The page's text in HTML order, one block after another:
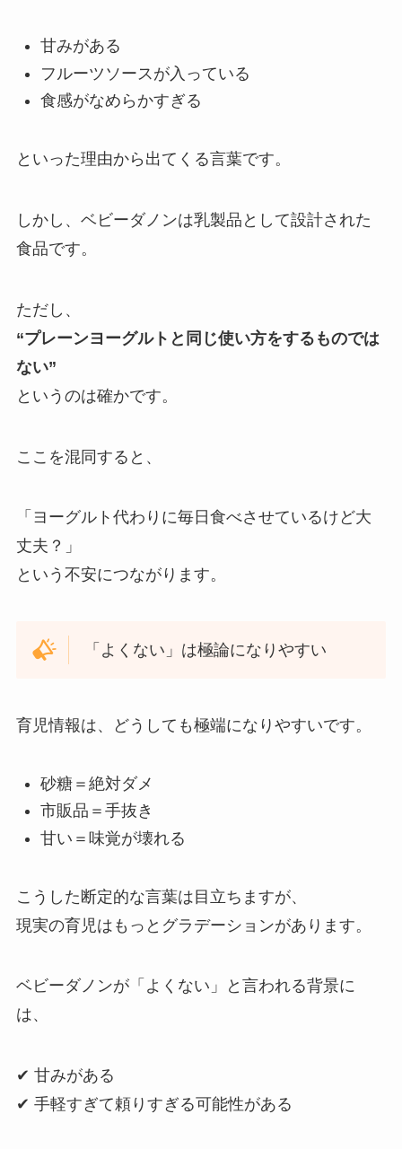
甘みがある
フルーツソースが入っている
食感がなめらかすぎる
といった理由から出てくる言葉です。
しかし、ベビーダノンは乳製品として設計された
食品です。
ただし、
“プレーンヨーグルトと同じ使い方をするものでは
ない”
というのは確かです。
ここを混同すると、
「ヨーグルト代わりに毎日食べさせているけど大
丈夫？」
という不安につながります。
「よくない」は極論になりやすい
育児情報は、どうしても極端になりやすいです。
砂糖＝絶対ダメ
市販品＝手抜き
甘い＝味覚が壊れる
こうした断定的な言葉は目立ちますが、
現実の育児はもっとグラデーションがあります。
ベビーダノンが「よくない」と言われる背景に
は、
✔ 甘みがある
✔ 手軽すぎて頼りすぎる可能性がある